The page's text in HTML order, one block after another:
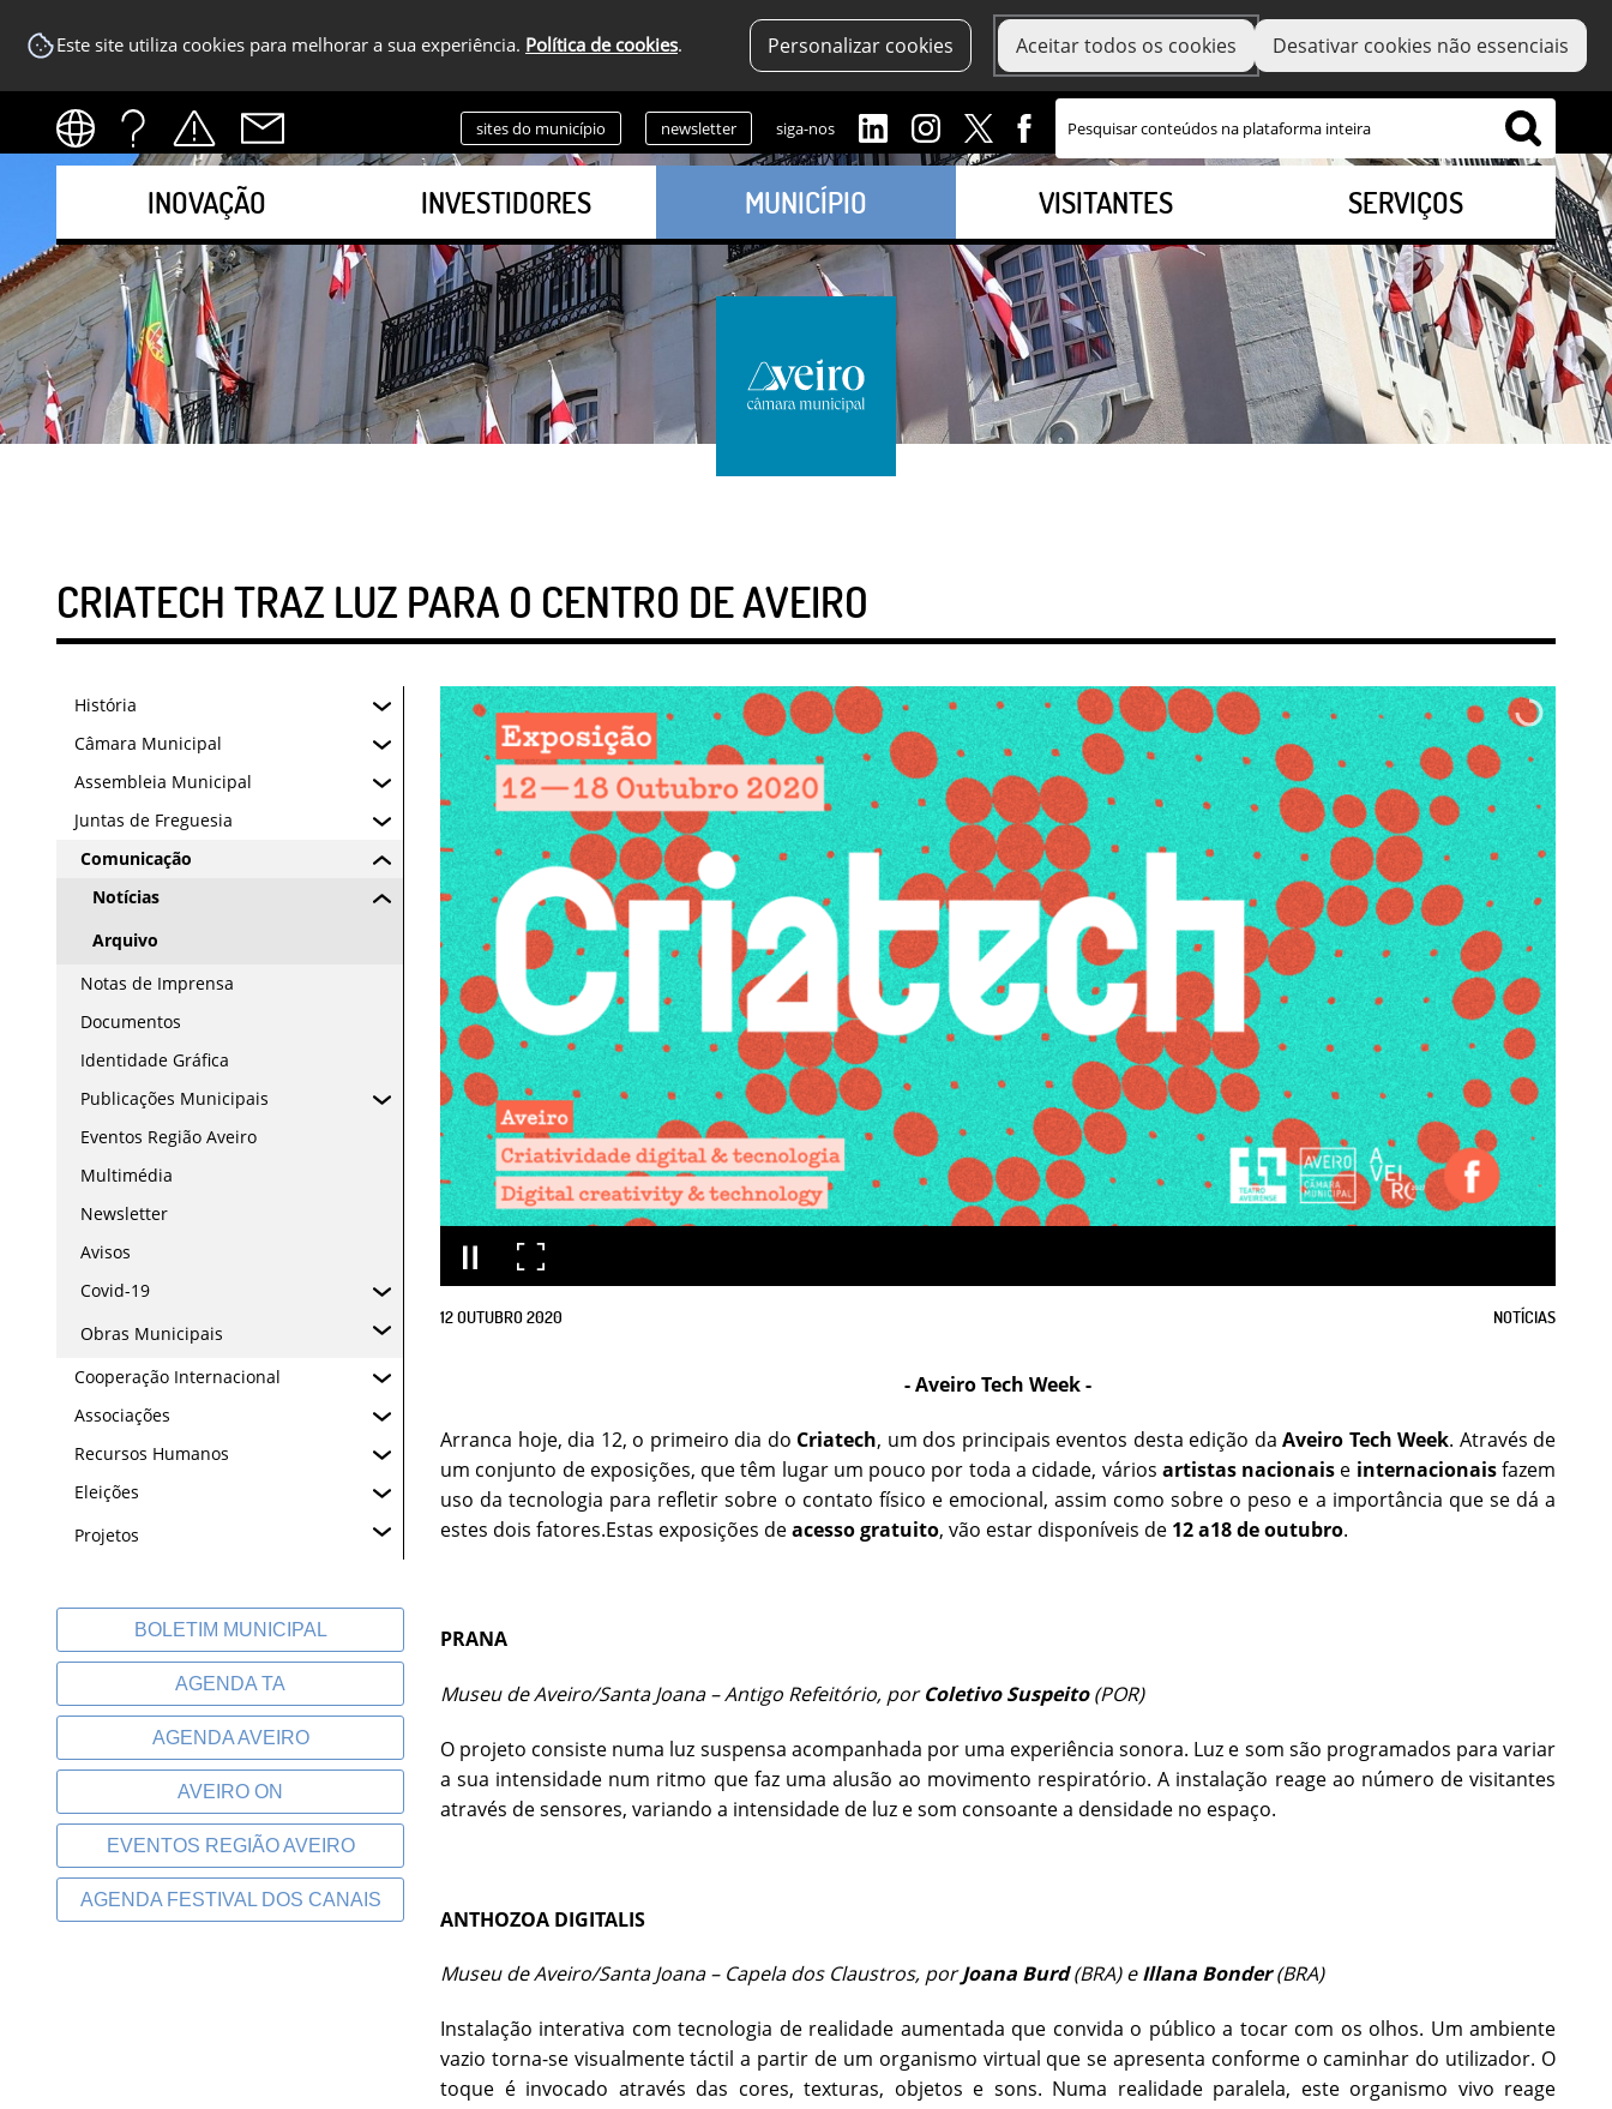
Este site utiliza cookies para melhorar a sua experiência. Política de cookies. Personalizar cookies Aceitar todos os cookies Desativar cookies não essenciais
sites do município newsletter siga-nos
INOVAÇÃO INVESTIDORES MUNICÍPIO VISITANTES SERVIÇOS
CRIATECH TRAZ LUZ PARA O CENTRO DE AVEIRO
História
Câmara Municipal
Assembleia Municipal
Juntas de Freguesia
Comunicação
Notícias
Arquivo
Notas de Imprensa
Documentos
Identidade Gráfica
Publicações Municipais
Eventos Região Aveiro
Multimédia
Newsletter
Avisos
Covid-19
Obras Municipais
Cooperação Internacional
Associações
Recursos Humanos
Eleições
Projetos
BOLETIM MUNICIPAL
AGENDA TA
AGENDA AVEIRO
AVEIRO ON
EVENTOS REGIÃO AVEIRO
AGENDA FESTIVAL DOS CANAIS
12OUTUBRO2020 NOTÍCIAS
- Aveiro Tech Week -
Arranca hoje, dia 12, o primeiro dia do Criatech, um dos principais eventos desta edição da Aveiro Tech Week. Através de
um conjunto de exposições, que têm lugar um pouco por toda a cidade, vários artistas nacionais e internacionaisfazem
uso da tecnologia para refletir sobre o contato físico e emocional, assim como sobre o peso e a importância que se dá a
estes dois fatores.Estas exposições deacesso gratuito, vão estar disponíveis de 12 a18 de outubro.
PRANA
Museu de Aveiro/Santa Joana – Antigo Refeitório, porColetivo Suspeito(POR)
O projeto consiste numa luz suspensa acompanhada por uma experiência sonora. Luz e som são programados para variar
a sua intensidade num ritmo que faz uma alusão ao movimento respiratório. A instalação reage ao número de visitantes
através de sensores, variando a intensidade de luz e som consoante a densidade no espaço.
ANTHOZOA DIGITALIS
Museu de Aveiro/Santa Joana – Capela dos Claustros, porJoana Burd(BRA) eIllana Bonder(BRA)
Instalação interativa com tecnologia de realidade aumentada que convida o público a tocar com os olhos. Um ambiente
vazio torna-se visualmente táctil a partir de um organismo virtual que se apresenta conforme o caminhar do utilizador. O
toque é invocado através das cores, texturas, objetos e sons. Numa realidade paralela, este organismo vivo reage